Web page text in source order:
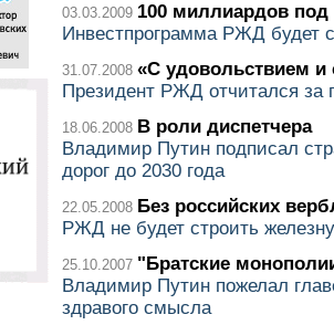
03.03.2009 100 миллиардов
Инвестпрограмма РЖД будет
31.07.2008 «С удовольствием
Президент РЖД отчитался за
18.06.2008 В роли диспетчера
Владимир Путин подписал
дорог до 2030 года
22.05.2008 Без российских
РЖД не будет строить
25.10.2007 "Братские
Владимир Путин пожелал
здравого смысла